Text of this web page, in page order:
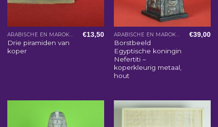
Drie piramiden van
koper
€13,50
Borstbeeld
Egyptische koningin
Nefertiti –
koperkleurig metaal,
hout
€39,00